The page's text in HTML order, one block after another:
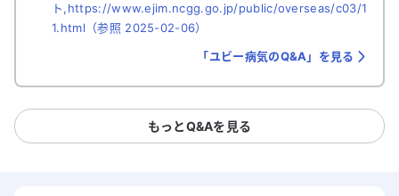
ト,https://www.ejim.ncgg.go.jp/public/overseas/c03/1
1.html（参照 2025-02-06）
「ユビー病気のQ&A」を見る
もっとQ&Aを見る